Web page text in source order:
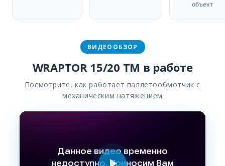
объект
ВИДЕООБЗОР
WRAPTOR 15/20 TM в работе
Посмотрите, как работает паллетообмотчик с
механическим натяжением